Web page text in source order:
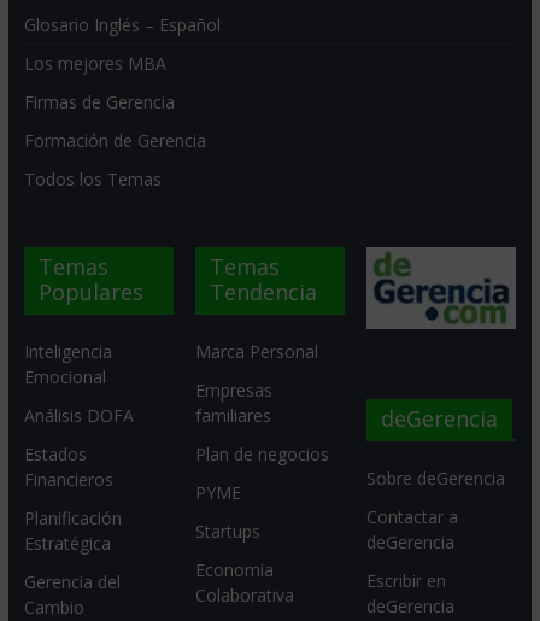
Glosario Inglés – Español
Los mejores MBA
Firmas de Gerencia
Formación de Gerencia
Todos los Temas
Temas
Populares
Inteligencia
Emocional
Análisis DOFA
Estados
Financieros
Planificación
Estratégica
Gerencia del
Cambio
Temas
Tendencia
Marca Personal
Empresas
familiares
Plan de negocios
PYME
Startups
Economia
Colaborativa
deGerencia
Sobre deGerencia
Contactar a
deGerencia
Escribir en
deGerencia